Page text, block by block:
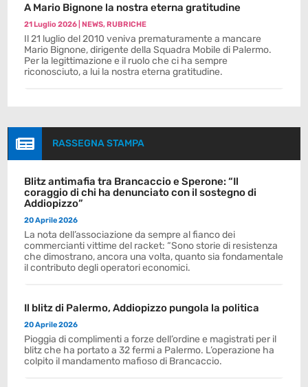
A Mario Bignone la nostra eterna gratitudine
21 Luglio 2026 |NEWS,RUBRICHE
Il 21 luglio del 2010 veniva prematuramente a mancare
Mario Bignone, dirigente della Squadra Mobile di Palermo.
Per la legittimazione e il ruolo che ci ha sempre
riconosciuto, a lui la nostra eterna gratitudine.
 RASSEGNA STAMPA
Blitz antimafia tra Brancaccio e Sperone: “Il
coraggio di chi ha denunciato con il sostegno di
Addiopizzo”
20 Aprile 2026
La nota dell’associazione da sempre al fianco dei
commercianti vittime del racket: “Sono storie di resistenza
che dimostrano, ancora una volta, quanto sia fondamentale
il contributo degli operatori economici.
Il blitz di Palermo, Addiopizzo pungola la politica
20 Aprile 2026
Pioggia di complimenti a forze dell’ordine e magistrati per il
blitz che ha portato a 32 fermi a Palermo. L’operazione ha
colpito il mandamento mafioso di Brancaccio.